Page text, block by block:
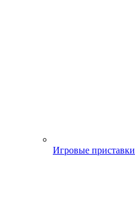
Игровые приставки